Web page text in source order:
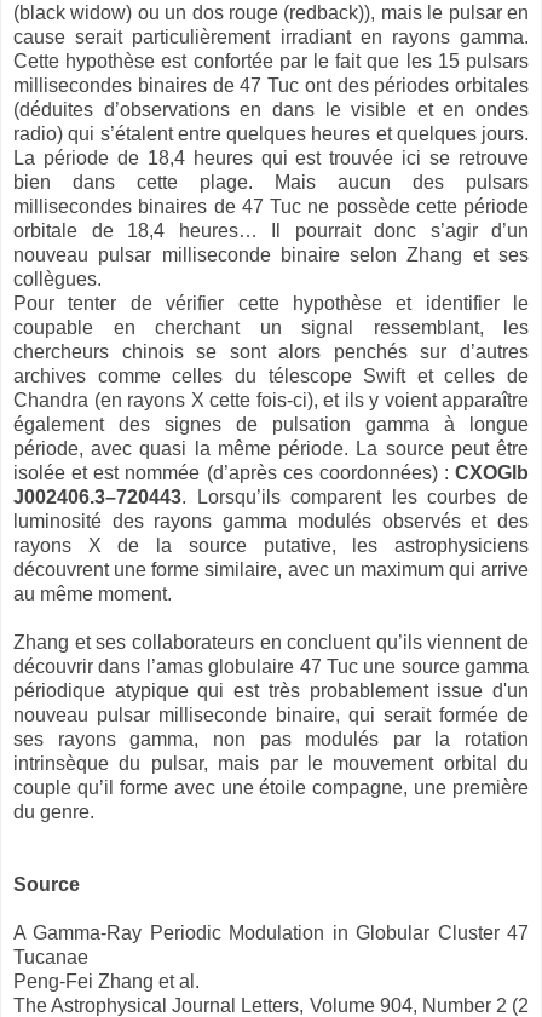
(black widow) ou un dos rouge (redback)), mais le pulsar en
cause serait particulièrement irradiant en rayons gamma.
Cette hypothèse est confortée par le fait que les 15 pulsars
millisecondes binaires de 47 Tuc ont des périodes orbitales
(déduites d’observations en dans le visible et en ondes
radio) qui s’étalent entre quelques heures et quelques jours.
La période de 18,4 heures qui est trouvée ici se retrouve
bien dans cette plage. Mais aucun des pulsars
millisecondes binaires de 47 Tuc ne possède cette période
orbitale de 18,4 heures… Il pourrait donc s’agir d’un
nouveau pulsar milliseconde binaire selon Zhang et ses
collègues.
Pour tenter de vérifier cette hypothèse et identifier le
coupable en cherchant un signal ressemblant, les
chercheurs chinois se sont alors penchés sur d’autres
archives comme celles du télescope Swift et celles de
Chandra (en rayons X cette fois-ci), et ils y voient apparaître
également des signes de pulsation gamma à longue
période, avec quasi la même période. La source peut être
isolée et est nommée (d’après ces coordonnées) : CXOGlb
J002406.3–720443. Lorsqu’ils comparent les courbes de
luminosité des rayons gamma modulés observés et des
rayons X de la source putative, les astrophysiciens
découvrent une forme similaire, avec un maximum qui arrive
au même moment.
Zhang et ses collaborateurs en concluent qu’ils viennent de
découvrir dans l’amas globulaire 47 Tuc une source gamma
périodique atypique qui est très probablement issue d'un
nouveau pulsar milliseconde binaire, qui serait formée de
ses rayons gamma, non pas modulés par la rotation
intrinsèque du pulsar, mais par le mouvement orbital du
couple qu’il forme avec une étoile compagne, une première
du genre.
Source
A Gamma-Ray Periodic Modulation in Globular Cluster 47
Tucanae
Peng-Fei Zhang et al.
The Astrophysical Journal Letters, Volume 904, Number 2 (2